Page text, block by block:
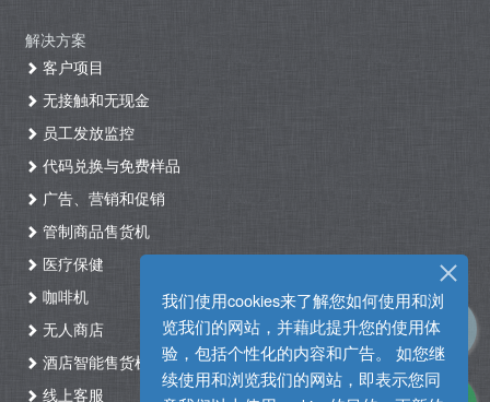
我们使用cookies来了解您如何使用和浏
览我们的网站，并藉此提升您的使用体
验，包括个性化的内容和广告。 如您继
续使用和浏览我们的网站，即表示您同
解决方案
客户项目
无接触和无现金
员工发放监控
代码兑换与免费样品
广告、营销和促销
管制商品售货机
医疗保健
咖啡机
无人商店
酒店智能售货机自助入住系统
线上客服